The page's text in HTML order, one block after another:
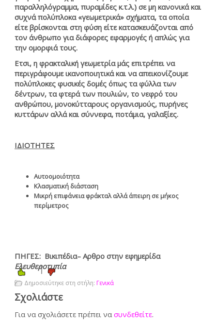
παραλληλόγραμμα, πυραμίδες κ.τ.λ.) σε μη κανονικά και
συχνά πολύπλοκα «γεωμετρικά» σχήματα, τα οποία
είτε βρίσκονται στη φύση είτε κατασκευάζονται από
τον άνθρωπο για διάφορες εφαρμογές ή απλώς για
την ομορφιά τους.
Ετσι, η φρακταλική γεωμετρία μάς επιτρέπει να
περιγράφουμε ικανοποιητικά και να απεικονίζουμε
πολύπλοκες φυσικές δομές όπως τα φύλλα των
δέντρων, τα φτερά των πουλιών, το νεφρό του
ανθρώπου, μονοκύτταρους οργανισμούς, πυρήνες
κυττάρων αλλά και σύννεφα, ποτάμια, γαλαξίες.
ΙΔΙΟΤΗΤΕΣ
Αυτοομοιότητα
Κλασματική διάσταση
Μικρή επιφάνεια φράκταλ αλλά άπειρη σε μήκος
περίμετρος
ΠΗΓΕΣ: Βικιπέδια– Αρθρο στην εφημερίδα
Ελευθεροτυπία
1
Δημοσιεύτηκε στη στήλη: Γενικά
Σχολιάστε
Για να σχολιάσετε πρέπει να συνδεθείτε.